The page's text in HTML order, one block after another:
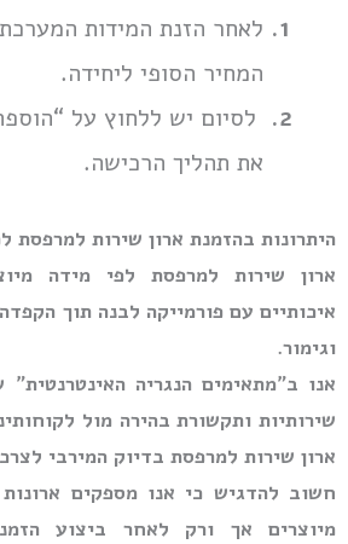
לאחר הזנת המידות
המחיר הסופי ליחידה.
לסיום יש ללחוץ על
את תהליך הרכישה.
היתרונות בהזמנת ארון שירות למרפסת
ארון שירות למרפסת לפי מידה
איכותיים עם פורמייקה לבנה תוך
וגימור.
אנו ב”מתאימים הנגריה
שירותיות ותקשורת בהירה מול
ארון שירות למרפסת בדיוק המירבי
חשוב להדגיש כי אנו מספקים
מיוצרים אך ורק לאחר ביצוע